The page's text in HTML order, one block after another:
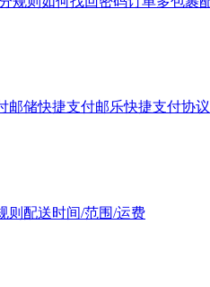
邮储快捷支付邮乐快捷支付协议
则 配送时间/范围/运费